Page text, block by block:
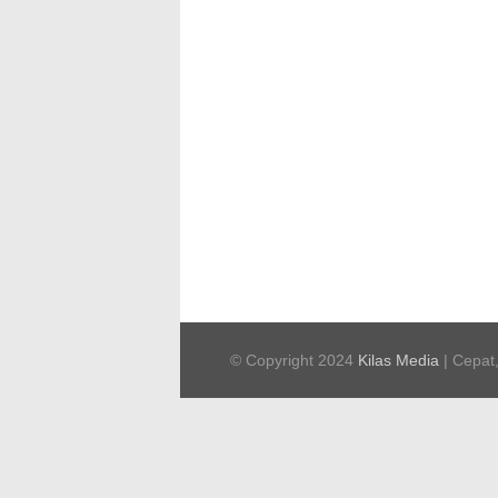
© Copyright 2024 Kilas Media |